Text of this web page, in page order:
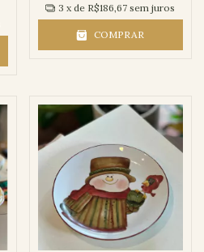
3 x de R$186,67 sem juros
COMPRAR